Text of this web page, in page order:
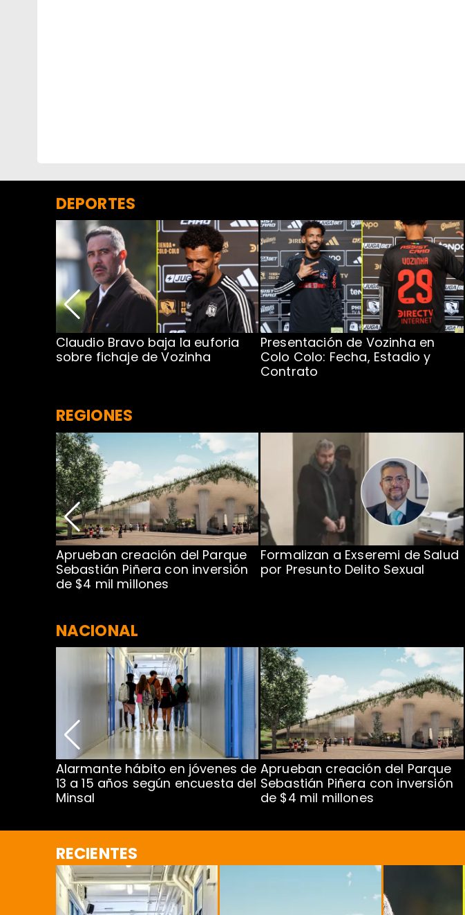
DEPORTES
Claudio Bravo baja la euforia
sobre fichaje de Vozinha
Presentación de Vozinha en
Colo Colo: Fecha, Estadio y
Contrato
REGIONES
Aprueban creación del Parque
Sebastián Piñera con inversión
de $4 mil millones
Formalizan a Exseremi de Salud
por Presunto Delito Sexual
NACIONAL
Alarmante hábito en jóvenes de
13 a 15 años según encuesta del
Minsal
Aprueban creación del Parque
Sebastián Piñera con inversión
de $4 mil millones
RECIENTES